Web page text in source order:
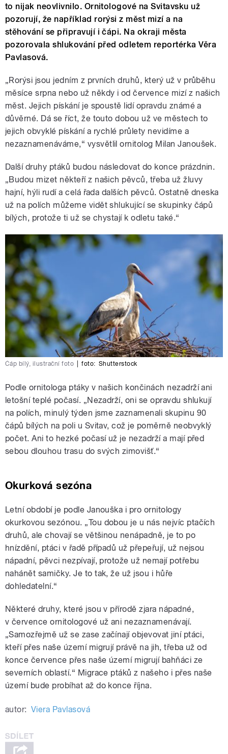
to nijak neovlivnilo. Ornitologové na Svitavsku už
pozorují, že například rorýsi z měst mizí a na
stěhování se připravují i čápi. Na okraji města
pozorovala shlukování před odletem reportérka Věra
Pavlasová.
„Rorýsi jsou jedním z prvních druhů, který už v průběhu
měsíce srpna nebo už někdy i od července mizí z našich
měst. Jejich pískání je spoustě lidí opravdu známé a
důvěrné. Dá se říct, že touto dobou už ve městech to
jejich obvyklé pískání a rychlé průlety nevidíme a
nezaznamenáváme,“ vysvětlil ornitolog Milan Janoušek.
Další druhy ptáků budou následovat do konce prázdnin.
„Budou mizet někteří z našich pěvců, třeba už žluvy
hajní, hýli rudí a celá řada dalších pěvců. Ostatně dneska
už na polích můžeme vidět shlukující se skupinky čápů
bílých, protože ti už se chystají k odletu také.“
Čáp bílý, ilustrační foto foto: Shutterstock
Podle ornitologa ptáky v našich končinách nezadrží ani
letošní teplé počasí. „Nezadrží, oni se opravdu shlukují
na polích, minulý týden jsme zaznamenali skupinu 90
čápů bílých na poli u Svitav, což je poměrně neobvyklý
počet. Ani to hezké počasí už je nezadrží a mají před
sebou dlouhou trasu do svých zimovišť.“
Okurková sezóna
Letní období je podle Janouška i pro ornitology
okurkovou sezónou. „Tou dobou je u nás nejvíc ptačích
druhů, ale chovají se většinou nenápadně, je to po
hnízdění, ptáci v řadě případů už přepeřují, už nejsou
nápadní, pěvci nezpívají, protože už nemají potřebu
nahánět samičky. Je to tak, že už jsou i hůře
dohledatelní.“
Některé druhy, které jsou v přírodě zjara nápadné,
v července ornitologové už ani nezaznamenávají.
„Samozřejmě už se zase začínají objevovat jiní ptáci,
kteří přes naše území migrují právě na jih, třeba už od
konce července přes naše území migrují bahňáci ze
severních oblastí.“ Migrace ptáků z našeho i přes naše
území bude probíhat až do konce října.
autor: Viera Pavlasová